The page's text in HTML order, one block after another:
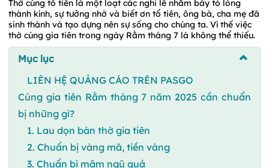
Thờ cúng tổ tiên là một loạt các nghi lễ nhằm bày tỏ lòng
thành kính, sự tưởng nhớ và biết ơn tổ tiên, ông bà, cha mẹ đã
sinh thành và tạo dựng nên sự sống cho chúng ta. Vì thế việc
thờ cúng gia tiên trong ngày Rằm tháng 7 là không thể thiếu.
Mục lục
LIÊN HỆ QUẢNG CÁO TRÊN PASGO
Cúng gia tiên Rằm tháng 7 năm 2025 cần chuẩn
bị những gì?
1. Lau dọn bàn thờ gia tiên
2. Chuẩn bị vàng mã, tiền vàng
3. Chuẩn bị mâm ngũ quả